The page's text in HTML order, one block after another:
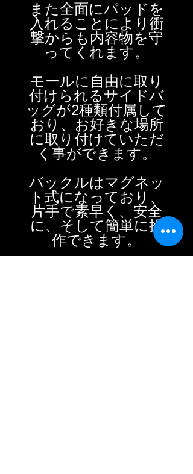
また全面にパッドを
入れることにより衝
撃からも内容物を守
ってくれます。
モールに自由に取り
付けられるサイドバ
ッグが2種類付属して
おり、お好きな場所
に取り付けていただ
く事ができます。
バックルはマグネッ
ト式になっており、
片手で素早く、安全
に、そして簡単に操
作できます。